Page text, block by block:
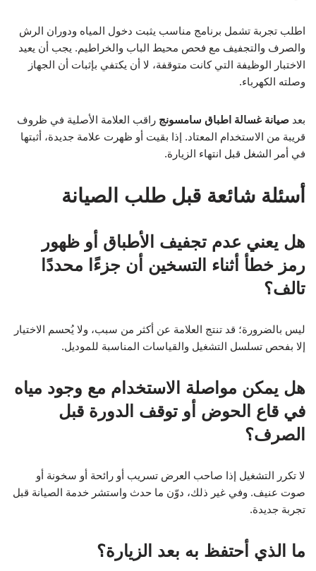
اطلب تجربة تشمل برنامج مناسب يثبت دخول المياه ودوران الرش
والصرف والتجفيف مع فحص محيط الباب والخراطيم. يجب أن يعيد
الاختبار الوظيفة التي كانت متوقفة، لا أن يكتفي بإثبات أن الجهاز
وصلته الكهرباء.
بعد صيانة غسالة اطباق سامسونج راقب العلامة الأصلية في ظروف
قريبة من الاستخدام المعتاد. إذا بقيت أو ظهرت علامة جديدة، أثبتها
في أمر الشغل قبل انتهاء الزيارة.
أسئلة شائعة قبل طلب الصيانة
هل يعني عدم تجفيف الأطباق أو ظهور
رمز خطأ أثناء التسخين أن جزءًا محددًا
تالف؟
ليس بالضرورة؛ قد تنتج العلامة عن أكثر من سبب، ولا يُحسم الاختيار
إلا بفحص تسلسل التشغيل والقياسات المناسبة للموديل.
هل يمكن مواصلة الاستخدام مع وجود مياه
في قاع الحوض أو توقف الدورة قبل
الصرف؟
لا تكرر التشغيل إذا صاحب العرض تسريب أو رائحة أو سخونة أو
صوت عنيف. وفي غير ذلك، دوّن ما حدث واستشر خدمة الصيانة قبل
تجربة جديدة.
ما الذي أحتفظ به بعد الزيارة؟